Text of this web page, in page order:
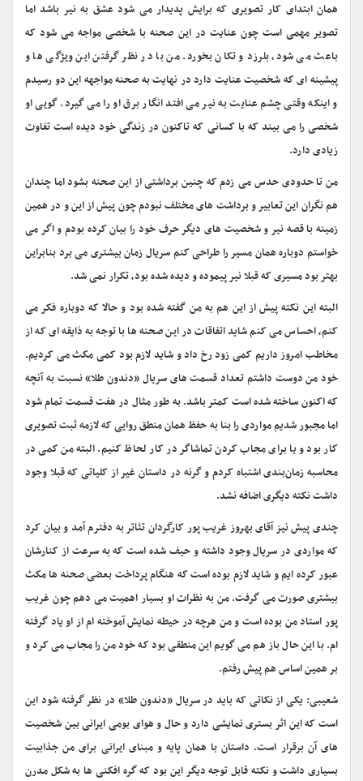
همان ابتدای کار تصویری که برایش پدیدار می شود عشق به نیر باشد اما
تصویر مهمی است چون عنایت در این صحنه با شخصی مواجه می شود که
باعث می شود، بلرزد و تکان بخورد. من با در نظر گرفتن این ویژگی ها و
پیشینه ای که شخصیت عنایت دارد در نهایت به صحنه مواجهه این دو رسیدم
و اینکه وقتی چشم عنایت به نیر می افتد انگار برق او را می گیرد. گویی او
شخصی را می بیند که با کسانی که تاکنون در زندگی خود دیده است تفاوت
زیادی دارد.
من تا حدودی حدس می زدم که چنین برداشتی از این صحنه بشود اما چندان
هم نگران این تعابیر و برداشت های مختلف نبودم چون پیش از این و در همین
زمینه با قصه نیر و شخصیت های دیگر حرف خود را بیان کرده بودم و اگر می
خواستم دوباره همان مسیر را طراحی کنم سریال زمان بیشتری می برد بنابراین
بهتر بود مسیری که قبلا نیر پیموده و دیده شده بود، تکرار نمی شد.
البته این نکته پیش از این هم به من گفته شده بود و حالا که دوباره فکر می
کنم، احساس می کنم شاید اتفاقات در این صحنه ها با توجه به ذایقه ای که از
مخاطب امروز داریم کمی زود رخ داد و شاید لازم بود کمی مکث می کردیم.
خود من دوست داشتم تعداد قسمت های سریال «دندون طلا» نسبت به آنچه
که اکنون ساخته شده است کمتر باشد. به طور مثال در هفت قسمت تمام شود
اما مجبور شدیم مواردی را بنا به حفظ همان منطق روایی که لازمه ثبت تصویری
کار بود و یا برای مجاب کردن تماشاگر در کار لحاظ کنیم. البته من کمی در
محاسبه زمان‌بندی اشتباه کردم و گرنه در داستان غیر از کلیاتی که قبلا وجود
داشت نکته دیگری اضافه نشد.
چندی پیش نیز آقای بهروز غریب پور کارگردان تئاتر به دفترم آمد و بیان کرد
که مواردی در سریال وجود داشته و حیف شده است که به سرعت از کنارشان
عبور کرده ایم و شاید لازم بوده است که هنگام پرداخت بعضی صحنه ها مکث
بیشتری صورت می گرفت. من به نظرات او بسیار اهمیت می دهم چون غریب
پور استاد من بوده است و من هرچه در حیطه نمایش آموخته ام از او یاد گرفته
ام. با این حال باز هم می گویم این منطقی بود که خود من را مجاب می کرد و
بر همین اساس هم پیش رفتم.
شعیبی: یکی از نکاتی که باید در سریال «دندون طلا» در نظر گرفته شود این
است که این اثر بستری نمایشی دارد و حال و هوای بومی ایرانی بین شخصیت
های آن برقرار است. داستان با همان پایه و مبنای ایرانی برای من جذابیت
بسیاری داشت و نکته قابل توجه دیگر این بود که گره افکنی ها به شکل مدرن